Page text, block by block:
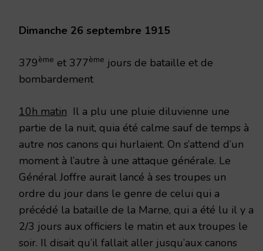
Dimanche 26 septembre 1915
379ème et 377ème jours de bataille et de
bombardement
10h matin Il a plu une pluie diluvienne une
partie de la nuit, quia été calme sauf de temps à
autre nos canons qui hurlaient. On s’attend d’un
moment à l’autre à une attaque générale. Le
Général Joffre aurait lancé à ses troupes un
ordre du jour dans le genre de celui qui a
précédé la bataille de la Marne, qui a été lu il y a
2/3 jours aux officiers le matin et aux troupes le
soir. Il disait qu’il fallait aller jusqu’aux canons